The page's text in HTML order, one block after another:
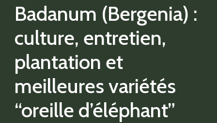
Badanum (Bergenia) :
culture, entretien,
plantation et
meilleures variétés
“oreille d’éléphant”